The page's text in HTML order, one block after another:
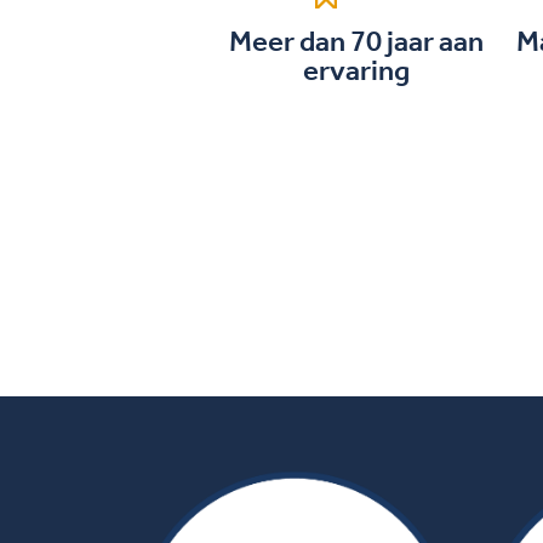
Meer dan 70 jaar aan
ervaring